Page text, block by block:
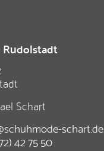
Rudolstadt
Schart
schart.de
42 75 50